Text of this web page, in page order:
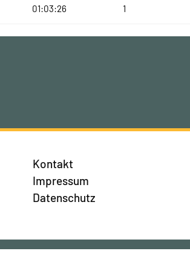
01:03:26 1
Kontakt
Impressum
Datenschutz